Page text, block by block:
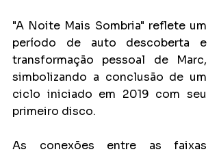
"A Noite Mais Sombria" reflete um
período de auto descoberta e
transformação pessoal de Marc,
simbolizando a conclusão de um
ciclo iniciado em 2019 com seu
primeiro disco.
As conexões entre as faixas